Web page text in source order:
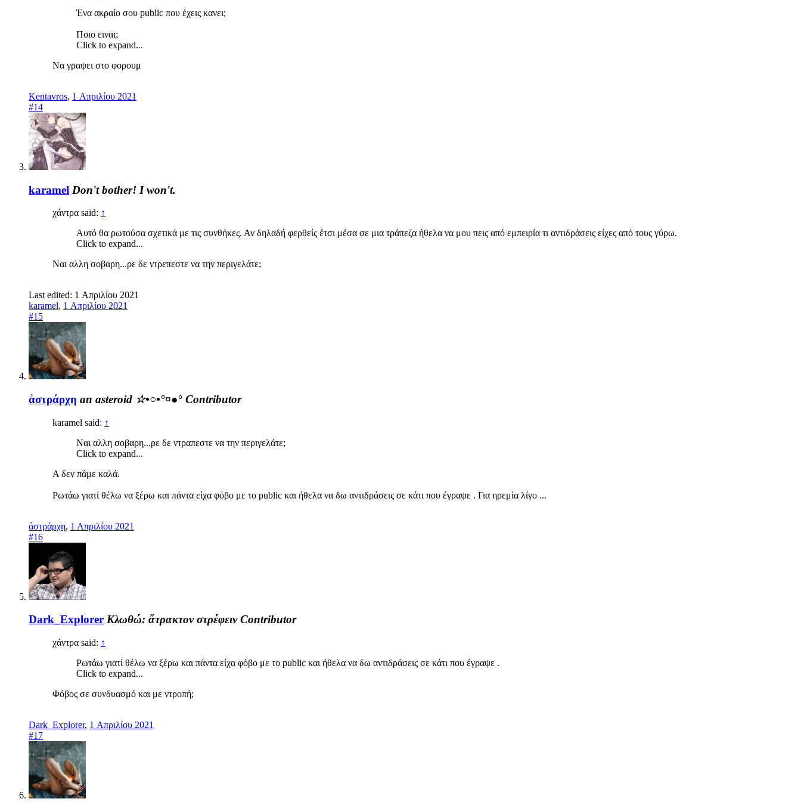
Ένα ακραίο σου public που έχεις κανει;
Ποιο ειναι;
Click to expand...
Να γραψει στο φορουμ
Kentavros, 1 Απριλίου 2021
#14
karamel Don't bother! I won't.
χάντρα said: ↑
Αυτό θα ρωτούσα σχετικά με τις συνθήκες. Αν δηλαδή φερθείς έτσι μέσα σε μια τράπεζα ήθελα να μου πεις από εμπειρία τι αντιδράσεις είχες από τους γύρω.
Click to expand...
Ναι αλλη σοβαρη...ρε δε ντρεπεστε να την περιγελάτε;
Last edited: 1 Απριλίου 2021
karamel, 1 Απριλίου 2021
#15
ἀστράρχη an asteroid ☆•○•°¤●° Contributor
karamel said: ↑
Ναι αλλη σοβαρη...ρε δε ντραπεστε να την περιγελάτε;
Click to expand...
Α δεν πάμε καλά.
Ρωτάω γιατί θέλω να ξέρω και πάντα είχα φόβο με το public και ήθελα να δω αντιδράσεις σε κάτι που έγραψε . Για ηρεμία λίγο ...
ἀστράρχη, 1 Απριλίου 2021
#16
Dark_Explorer Κλωθώ: ἄτρακτον στρέφειν Contributor
χάντρα said: ↑
Ρωτάω γιατί θέλω να ξέρω και πάντα είχα φόβο με το public και ήθελα να δω αντιδράσεις σε κάτι που έγραψε .
Click to expand...
Φόβος σε συνδυασμό και με ντροπή;
Dark_Explorer, 1 Απριλίου 2021
#17